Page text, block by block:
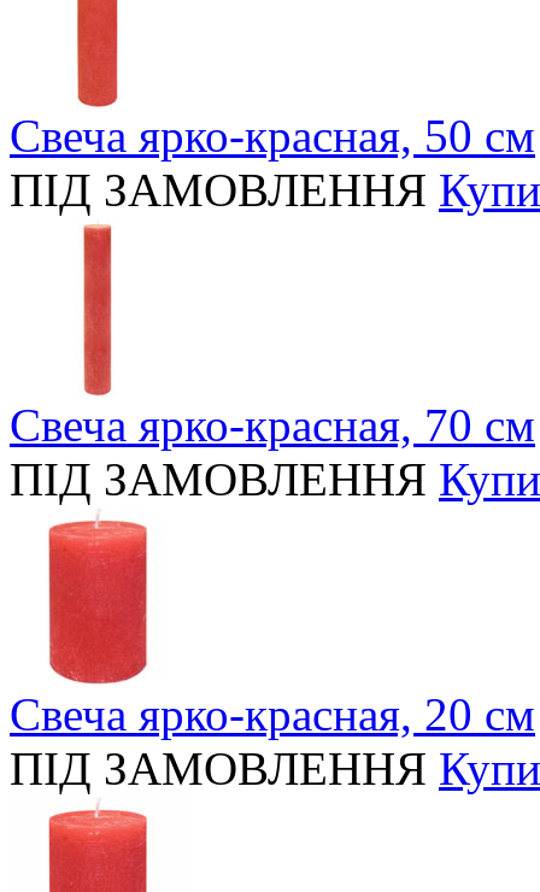
Свеча ярко-красная, 50 cм
ПІД ЗАМОВЛЕННЯ
Свеча ярко-красная, 70 cм
ПІД ЗАМОВЛЕННЯ
Свеча ярко-красная, 20 cм
ПІД ЗАМОВЛЕННЯ